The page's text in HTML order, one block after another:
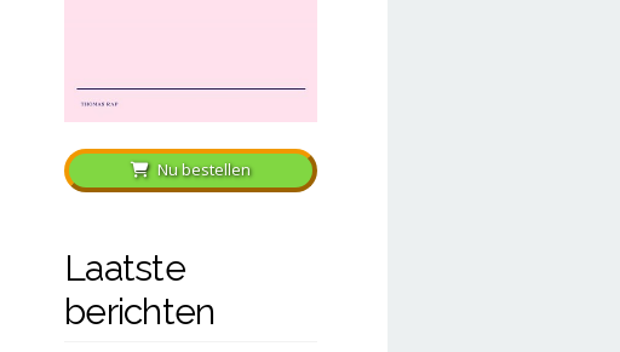
Nu bestellen
Laatste
berichten